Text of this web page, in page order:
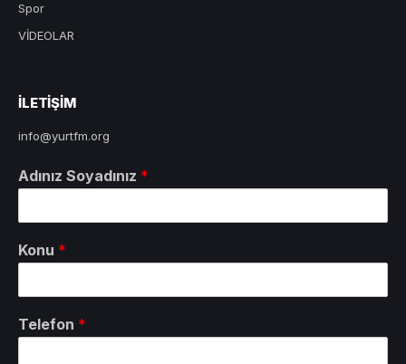
Spor
VİDEOLAR
ILETIŞIM
info@yurtfm.org
Adınız Soyadınız *
Konu *
Telefon *